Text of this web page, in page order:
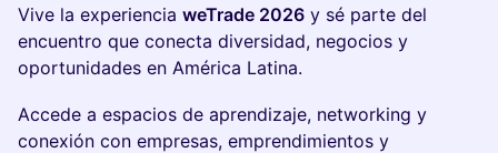
Vive la experiencia weTrade 2026 y sé parte del
encuentro que conecta diversidad, negocios y
oportunidades en América Latina.
Accede a espacios de aprendizaje, networking y
conexión con empresas, emprendimientos y